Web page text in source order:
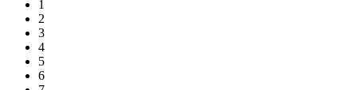
1
2
3
4
5
6